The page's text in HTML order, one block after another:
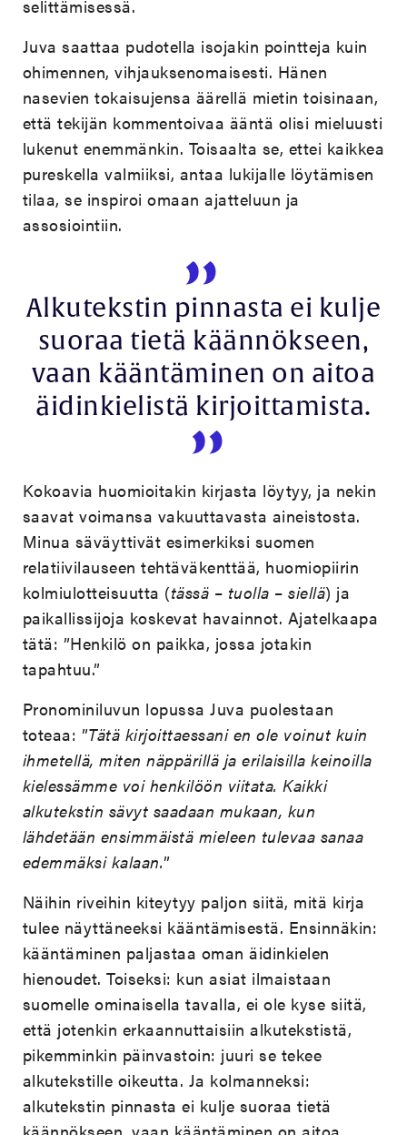
selittämisessä.
Juva saattaa pudotella isojakin pointteja kuin
ohimennen, vihjauksenomaisesti. Hänen
nasevien tokaisujensa äärellä mietin toisinaan,
että tekijän kommentoivaa ääntä olisi mieluusti
lukenut enemmänkin. Toisaalta se, ettei kaikkea
pureskella valmiiksi, antaa lukijalle löytämisen
tilaa, se inspiroi omaan ajatteluun ja
assosiointiin.
Alkutekstin pinnasta ei kulje
suoraa tietä käännökseen,
vaan kääntäminen on aitoa
äidinkielistä kirjoittamista.
Kokoavia huomioitakin kirjasta löytyy, ja nekin
saavat voimansa vakuuttavasta aineistosta.
Minua säväyttivät esimerkiksi suomen
relatiivilauseen tehtäväkenttää, huomiopiirin
kolmiulotteisuutta (tässä – tuolla –siellä) ja
paikallissijoja koskevat havainnot. Ajatelkaapa
tätä: ”Henkilö on paikka, jossa jotakin
tapahtuu.”
Pronominiluvun lopussa Juva puolestaan
toteaa: ”Tätä kirjoittaessani en ole voinut kuin
ihmetellä, miten näppärillä ja erilaisilla keinoilla
kielessämme voi henkilöön viitata. Kaikki
alkutekstin sävyt saadaan mukaan, kun
lähdetään ensimmäistä mieleen tulevaa sanaa
edemmäksi kalaan.”
Näihin riveihin kiteytyy paljon siitä, mitä kirja
tulee näyttäneeksi kääntämisestä. Ensinnäkin:
kääntäminen paljastaa oman äidinkielen
hienoudet. Toiseksi: kun asiat ilmaistaan
suomelle ominaisella tavalla, ei ole kyse siitä,
että jotenkin erkaannuttaisiin alkutekstistä,
pikemminkin päinvastoin: juuri se tekee
alkutekstille oikeutta. Ja kolmanneksi:
alkutekstin pinnasta ei kulje suoraa tietä